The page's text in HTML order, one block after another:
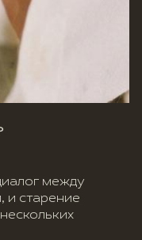
между
и старение